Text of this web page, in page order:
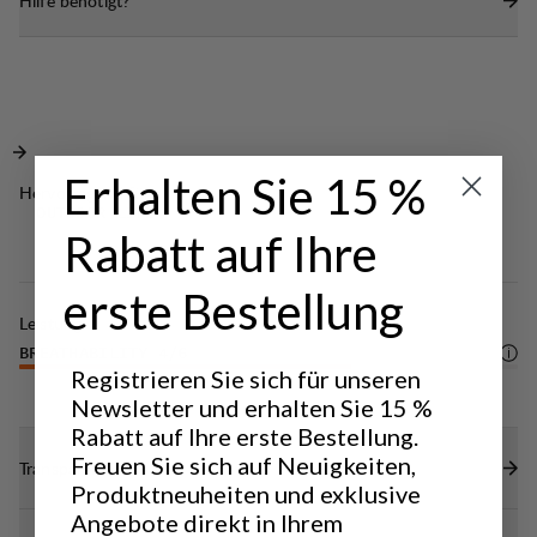
Tragegefühl sorgen.
schlichtem Look.
Hervorragend für
OUTDOOR LIFE
Leistung
BREATHABILITY
Transparenz
Erhalten Sie 15 %
Rabatt auf Ihre
erste Bestellung
Registrieren Sie sich für unseren
Newsletter und erhalten Sie 15 %
Rabatt auf Ihre erste Bestellung.
Freuen Sie sich auf Neuigkeiten,
Produktneuheiten und exklusive
Angebote direkt in Ihrem